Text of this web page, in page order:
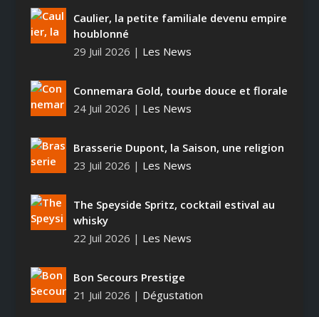
Caulier, la petite familiale devenu empire
houblonné
29 Juil 2026 | Les News
Connemara Gold, tourbe douce et florale
24 Juil 2026 | Les News
Brasserie Dupont, la Saison, une religion
23 Juil 2026 | Les News
The Speyside Spritz, cocktail estival au
whisky
22 Juil 2026 | Les News
Bon Secours Prestige
21 Juil 2026 | Dégustation